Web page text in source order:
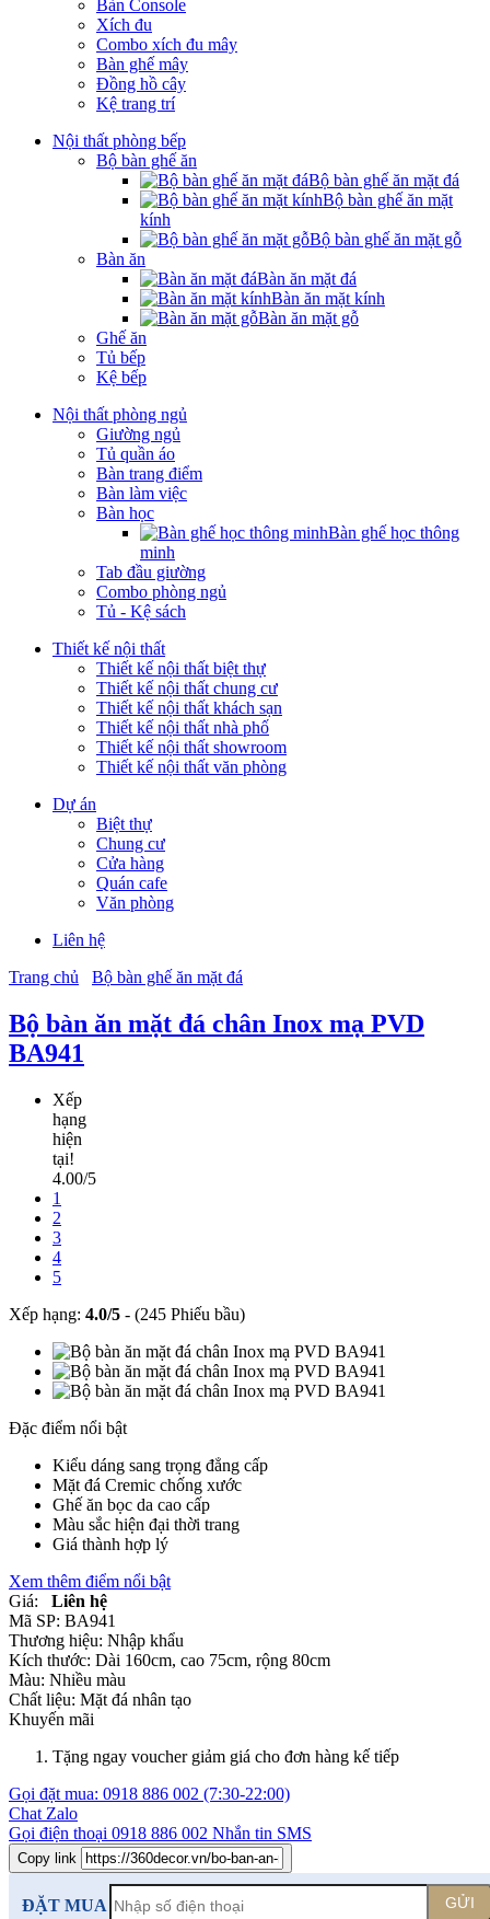
Bàn Console
Xích đu
Combo xích đu mây
Bàn ghế mây
Đồng hồ cây
Kệ trang trí
Nội thất phòng bếp
Bộ bàn ghế ăn
Bộ bàn ghế ăn mặt đá
Bộ bàn ghế ăn mặt
kính
Bộ bàn ghế ăn mặt gỗ
Bàn ăn
Bàn ăn mặt đá
Bàn ăn mặt kính
Bàn ăn mặt gỗ
Ghế ăn
Tủ bếp
Kệ bếp
Nội thất phòng ngủ
Giường ngủ
Tủ quần áo
Bàn trang điểm
Bàn làm việc
Bàn học
Bàn ghế học thông
minh
Tab đầu giường
Combo phòng ngủ
Tủ - Kệ sách
Thiết kế nội thất
Thiết kế nội thất biệt thự
Thiết kế nội thất chung cư
Thiết kế nội thất khách sạn
Thiết kế nội thất nhà phố
Thiết kế nội thất showroom
Thiết kế nội thất văn phòng
Dự án
Biệt thự
Chung cư
Cửa hàng
Quán cafe
Văn phòng
Liên hệ
Trang chủ
Bộ bàn ghế ăn mặt đá
Bộ bàn ăn mặt đá chân Inox mạ PVD
BA941
Xếp
hạng
hiện
tại!
4.00/5
1
2
3
4
5
Xếp hạng: 4.0/5 - (245 Phiếu bầu)
Đặc điểm nổi bật
Kiểu dáng sang trọng đẳng cấp
Mặt đá Cremic chống xước
Ghế ăn bọc da cao cấp
Màu sắc hiện đại thời trang
Giá thành hợp lý
Xem thêm điểm nổi bật
Giá:
Liên hệ
Mã SP: BA941
Thương hiệu: Nhập khẩu
Kích thước: Dài 160cm, cao 75cm, rộng 80cm
Màu: Nhiều màu
Chất liệu: Mặt đá nhân tạo
Khuyến mãi
Tặng ngay voucher giảm giá cho đơn hàng kế tiếp
Gọi đặt mua: 0918 886 002 (7:30-22:00)
Chat Zalo
Gọi điện thoại 0918 886 002 Nhắn tin SMS
Copy link
ĐẶT MUA GỬI